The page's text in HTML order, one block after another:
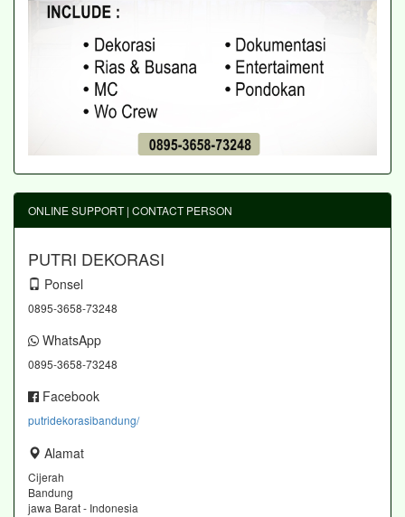
ONLINE SUPPORT | CONTACT PERSON
PUTRI DEKORASI
Ponsel
0895-3658-73248
WhatsApp
0895-3658-73248
Facebook
putridekorasibandung/
Alamat
Cijerah
Bandung
jawa Barat - Indonesia